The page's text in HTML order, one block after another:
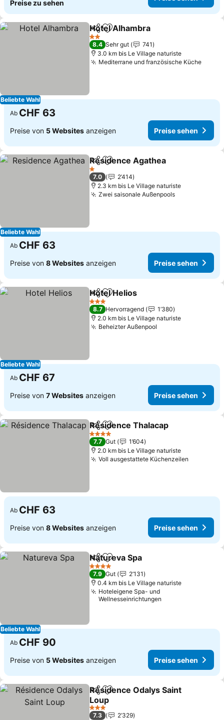
Preise zu sehen
Beliebte Wahl
TeilenZu Favoriten hinzufügen
Hotel Alhambra
2 Sterne
8.4 Sehr gut
741
3.0 km bis Le Village naturiste
Mediterrane und französische Küche
Ab CHF 63
Preise von 5 Websites anzeigen Preise sehen
Beliebte Wahl
TeilenZu Favoriten hinzufügen
Residence Agathea
1 Sterne
7.0
2’414
2.3 km bis Le Village naturiste
Zwei saisonale Außenpools
Ab CHF 63
Preise von 8 Websites anzeigen Preise sehen
Beliebte Wahl
TeilenZu Favoriten hinzufügen
Hotel Helios
3 Sterne
8.7 Hervorragend
1’380
2.0 km bis Le Village naturiste
Beheizter Außenpool
Ab CHF 67
Preise von 7 Websites anzeigen Preise sehen
TeilenZu Favoriten hinzufügen
Résidence Thalacap
4 Sterne
7.7 Gut
1’604
2.0 km bis Le Village naturiste
Voll ausgestattete Küchenzeilen
Ab CHF 63
Preise von 8 Websites anzeigen Preise sehen
Beliebte Wahl
TeilenZu Favoriten hinzufügen
Natureva Spa
4 Sterne
7.9 Gut
2’131
0.4 km bis Le Village naturiste
Hoteleigene Spa- und
Wellnesseinrichtungen
Ab CHF 90
Preise von 5 Websites anzeigen Preise sehen
TeilenZu Favoriten hinzufügen
Résidence Odalys Saint
Loup
3 Sterne
7.3
2’329